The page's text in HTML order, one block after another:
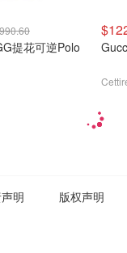
提花可逆Polo
明 版权声明